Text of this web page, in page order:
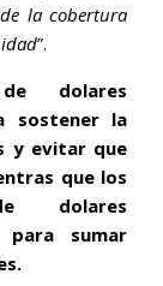
la cobertura
”.
dolares
sostener la
y evitar que
que los
dolares
para sumar